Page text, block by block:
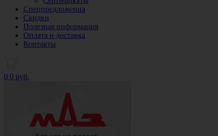
Спецпредложения
Скидки
Полезная информация
Оплата и доставка
Контакты
0 0 руб.